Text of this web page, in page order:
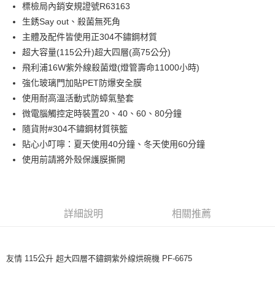
國泰世華商業銀行
臺灣中小企業銀行
匯豐（台灣）商業銀行
華泰商業銀行
聯邦商業銀行
遠東國際商業銀行
元大商業銀行
永豐商業銀行
玉山商業銀行
星展（台灣）商業銀行
台新國際商業銀行
台灣樂天信用卡公司
街口支付
悠遊付
宅配
免運費
標檢局內銷安規證號R63163
生銹Say out、殺菌無死角
主體及配件皆使用正304不鏽鋼材質
超大容量(115公升)超大四層(高75公分)
飛利浦16W紫外線殺菌燈(燈管壽命11000小時)
強化玻璃門加貼PET防爆安全膜
使用耐高溫活動式防蟑氣墊套
微電腦觸控定時裝置20、40、60、80分鐘
隨貨附#304不鏽鋼材質筷籃
貼心小叮嚀：夏天使用40分鐘、冬天使用60分鐘
使用前請將外殼保護膜撕開
詳細說明 相關推薦
友情 115公升 超大四層不鏽鋼紫外線烘碗機 PF-6675